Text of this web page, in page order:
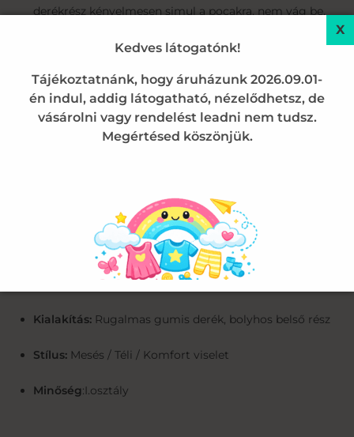
derékrész kényelmesen simul a pocakra, nem vág be,
gondoskodik róla, hogy a nadrág megőrizze alakját, és
ne nyúljon ki a térdénél aktív mozgás közben sem.
Termékadatok összefoglalva:
Anyagösszetétel: 90%pamut 10%elasztán
Mályva / Élénk rózsaszín
Eredeti Disney – Minnie Mouse
Kialakítás: Rugalmas gumis derék, bolyhos belső rész
Stílus: Mesés / Téli / Komfort viselet
Minőség:I.osztály
Kedves látogatónk!
Tájékoztatnánk, hogy áruházunk 2026.09.01-
én indul, addig látogatható, nézelődhetsz, de
vásárolni vagy rendelést leadni nem tudsz.
Megértésed köszönjük.